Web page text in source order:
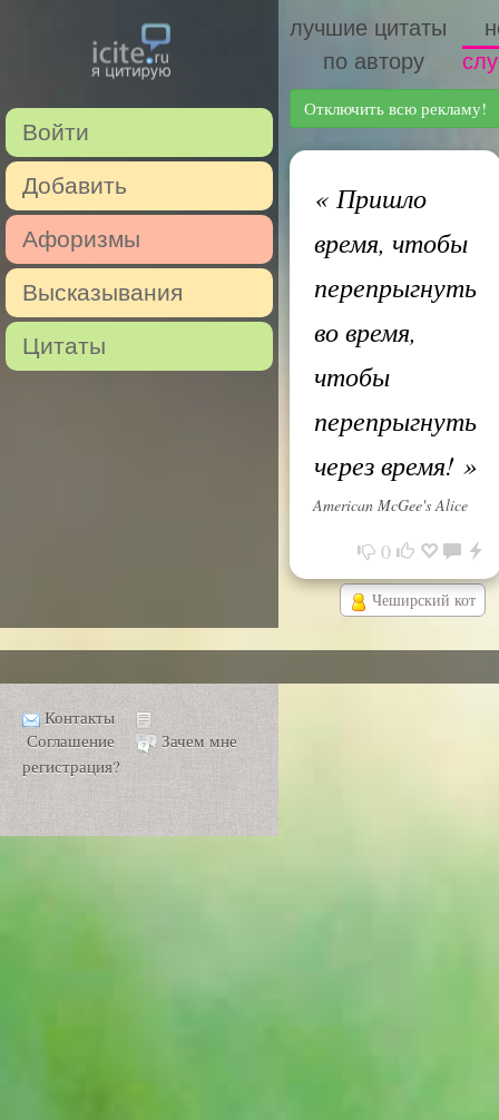
Войти
Добавить
Афоризмы
Высказывания
Цитаты
лучшие цитаты
по автору
Отключить всю рекламу!
«Пришло
время, чтобы
перепрыгнуть
во время,
чтобы
перепрыгнуть
через время! »
American McGee's Alice
0
Чеширский кот
Контакты
Соглашение
Зачем мне
регистрация?